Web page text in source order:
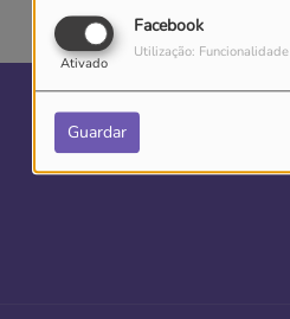
Facebook
Ativado
Utilização: Funcionalidade
Guardar